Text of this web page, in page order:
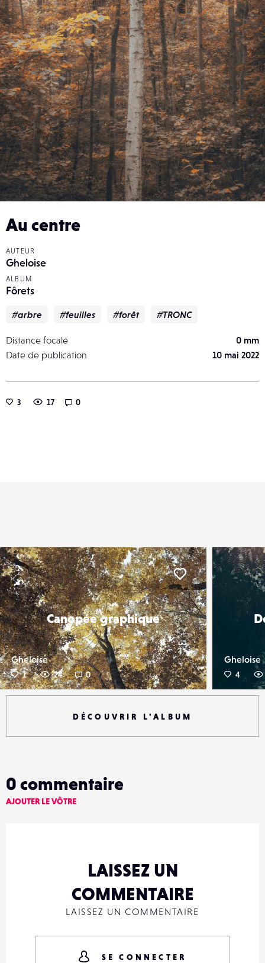
Au centre
AUTEUR
Gheloise
ALBUM
Fôrets
#arbre #feuilles #forêt #TRONC
Distance focale
0 mm
Date de publication
10 mai 2022
3 17 0
Canopée graphique
Gheloise
1 24 0
Liker
Gheloise
4
DÉCOUVRIR L'ALBUM
0 commentaire
AJOUTER LE VÔTRE
LAISSEZ UN
COMMENTAIRE
LAISSEZ UN COMMENTAIRE
SE CONNECTER